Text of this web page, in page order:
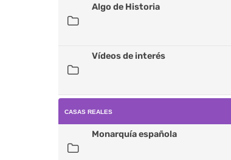
Algo de Historia
Vídeos de interés
CASAS REALES
Monarquía española